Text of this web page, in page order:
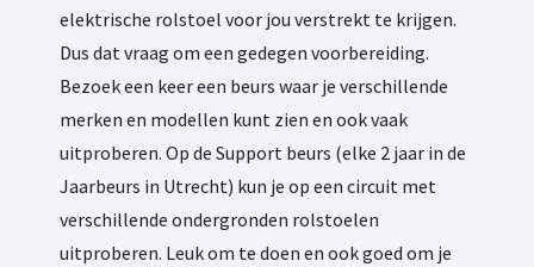
elektrische rolstoel voor jou verstrekt te krijgen.
Dus dat vraag om een gedegen voorbereiding.
Bezoek een keer een beurs waar je verschillende
merken en modellen kunt zien en ook vaak
uitproberen. Op de Support beurs (elke 2 jaar in de
Jaarbeurs in Utrecht) kun je op een circuit met
verschillende ondergronden rolstoelen
uitproberen. Leuk om te doen en ook goed om je